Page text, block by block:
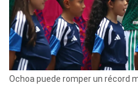
Ochoa puede romper un récord